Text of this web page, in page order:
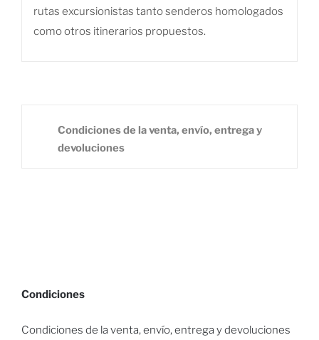
rutas excursionistas tanto senderos homologados
como otros itinerarios propuestos.
Condiciones de la venta, envío, entrega y
devoluciones
Condiciones
Condiciones de la venta, envío, entrega y devoluciones